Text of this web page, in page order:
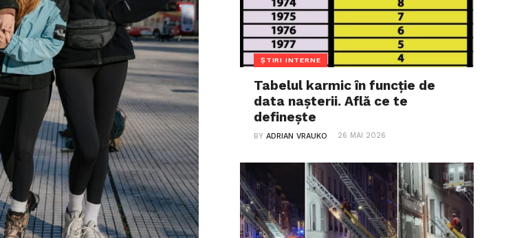
ȘTIRI INTERNE
Tabelul karmic în funcție de
data nașterii. Află ce te
definește
BYADRIAN VRAUKO 26 MAI 2026